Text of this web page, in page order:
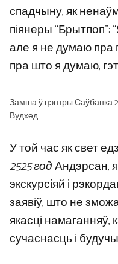
спадчыну, як
піянеры “Брытпоп”:
але я не думаю пра
пра што я думаю,
Замша ў цэнтры Саўбанка
Вудхед
У той час як свет
2525 годАндэрсан,
экскурсіяй і
заявіў, што не
якасці намаганняў,
сучаснасць і